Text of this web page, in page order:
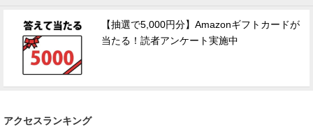
【抽選で5,000円分】Amazonギフトカードが
当たる！読者アンケート実施中
アクセスランキング